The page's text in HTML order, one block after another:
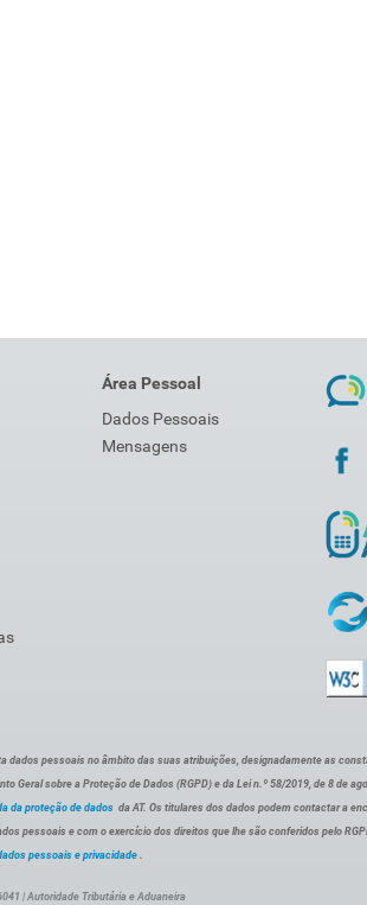
Área Pessoal
Dados Pessoais
Mensagens
dados pessoais no âmbito das suas atribuições, designadamente as
Geral sobre a Proteção de Dados (RGPD) e da Lei n.º 58/2019, de 8 de
da proteção de dados da AT. Os titulares dos dados podem contactar a
pessoais e com o exercício dos direitos que lhe são conferidos pelo
pessoais e privacidade.
| Autoridade Tributária e Aduaneira